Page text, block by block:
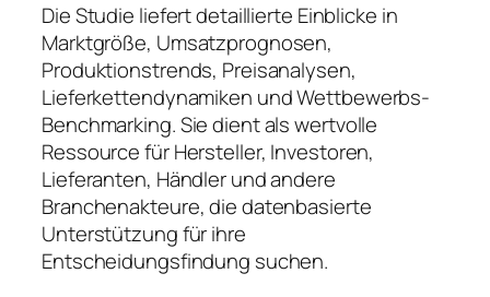
Die Studie liefert detaillierte Einblicke in
Marktgröße, Umsatzprognosen,
Produktionstrends, Preisanalysen,
Lieferkettendynamiken und Wettbewerbs-
Benchmarking. Sie dient als wertvolle
Ressource für Hersteller, Investoren,
Lieferanten, Händler und andere
Branchenakteure, die datenbasierte
Unterstützung für ihre
Entscheidungsfindung suchen.